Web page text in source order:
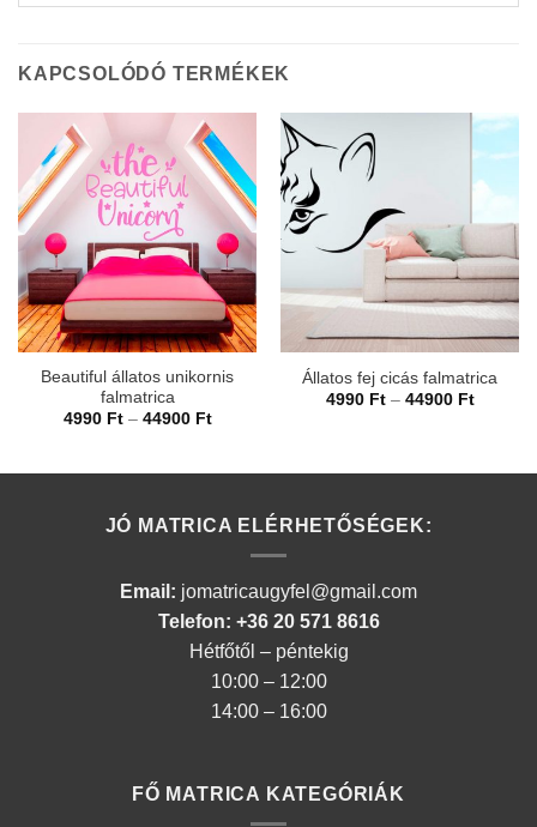
KAPCSOLÓDÓ TERMÉKEK
Beautiful állatos unikornis
falmatrica
4990 Ft – 44900 FtÁrtartomány:
Állatos fej cicás falmatrica
4990 Ft – 44900 Ft
JÓ MATRICA ELÉRHETŐSÉGEK:
Email: jomatricaugyfel@gmail.com
Telefon: +36 20 571 8616
Hétfőtől – péntekig
10:00 – 12:00
14:00 – 16:00
FŐ MATRICA KATEGÓRIÁK